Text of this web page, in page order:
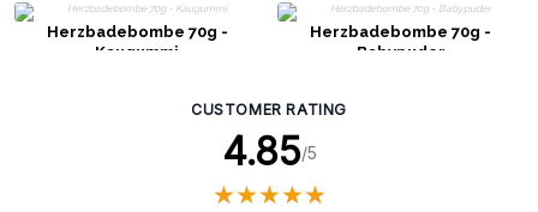
Herzbadebombe 70g -
Kaugummi
Herzbadebombe 70g -
Babypuder
CUSTOMER RATING
4.85/5
★★★★★
★★★★★